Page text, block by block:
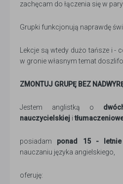
zachęcam do łączenia się w
Grupki funkcjonują naprawdę
Lekcje są wtedy dużo tańsze i -
w gronie własnym temat
ZMONTUJ GRUPĘ BEZ
Jestem anglistką o
nauczycielskiej i
posiadam ponad 15 - letnie
nauczaniu języka angielskiego,
oferuję: